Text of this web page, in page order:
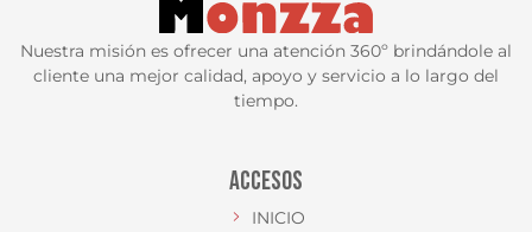
Nuestra misión es ofrecer una atención 360º brindándole al
cliente una mejor calidad, apoyo y servicio a lo largo del
tiempo.
ACCESOS
INICIO